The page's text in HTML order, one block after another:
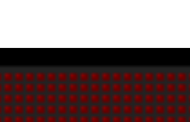
Permendikbud
Di Verval PTK Resmi